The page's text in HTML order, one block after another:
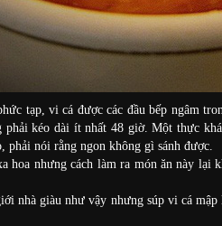
tạp, vi cá được các đầu bếp ngâm
phải kéo dài ít nhất 48 giờ. Một thực
nói rằng ngon không gì sánh được.
hoa nhưng cách làm ra món ăn này
nhà giàu như vậy nhưng súp vi cá